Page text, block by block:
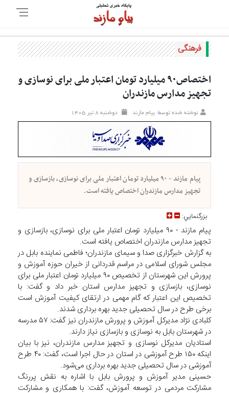
فرهنگی
اختصاص۹۰ میلیارد تومان اعتبار ملی برای نوسازی و
تجهیز مدارس مازندران
نوشته شده توسط: پیام مازند دوشنبه ۸ تير ۱۴۰۵
پیام مازند - ۹۰ میلیارد تومان اعتبار ملی برای نوسازی، بازسازی و
تجهیز مدارس مازندران اختصاص یافته است.
بزرگنمايي:
پیام مازند - ۹۰ میلیارد تومان اعتبار ملی برای نوسازی، بازسازی و
تجهیز مدارس مازندران اختصاص یافته است.
به گزارش خبرگزاری صدا و سیمای مازندران؛ فاطمی نماینده بابل در
مجلس شورای اسلامی در مراسم قدردانی از خیران حوزه آموزش و
پرورش این شهرستان از تخصیص ۹۰ میلیارد تومان اعتبار ملی برای
نوسازی، بازسازی و تجهیز مدارس استان خبر داد و گفت: با
تخصیص این اعتبار که گام مهمی در ارتقای کیفیت آموزش است
برخی طرح در سال تحصیلی جدید بهره برداری شدند.
کلبادی نژاد مدیرکل آموزش و پرورش مازندران نیز گفت: ۵۷ مدرسه
در شهرستان بابل به نوسازی و بازسازی نیاز دارند.
استادیان مدیرکل نوسازی و تجهیز مدارس مازندران، نیز با بیان
اینکه ۱۵۰ طرح آموزشی در استان در حال اجرا است، گفت: ۴۰ طرح
آموزشی در سال تحصیلی جدید بهره برداری می‌شود.
حسینی مدیر آموزش و پرورش بابل با اشاره به نقش پررنگ
مشارکت مردمی در توسعه آموزش، گفت: با همکاری و مشارکت